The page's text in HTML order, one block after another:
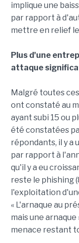
implique une
par rapport à
mettre en relief
Plus d'une
attaque
Malgré toutes
ont constaté au
ayant subi 15 ou
été constatées
répondants, il y a
par rapport à
qu'il y a eu
reste le phishing
l'exploitation
« L'arnaque au
mais une
menace restant